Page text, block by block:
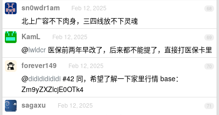
68
sn0wdr1am Feb 12, 2025
北上广容不下肉身，三四线放不下灵魂
69
KamL Feb 12, 2025
@lwldcr 医保前两年早改了，后来都不能提了，直接打医保卡里
70
forever149 Feb 12, 2025
@didididididi #42 同，希望了解一下家里行情 base：
Zm9yZXZlcjE0OTk4
71
sagaxu Feb 12, 2025